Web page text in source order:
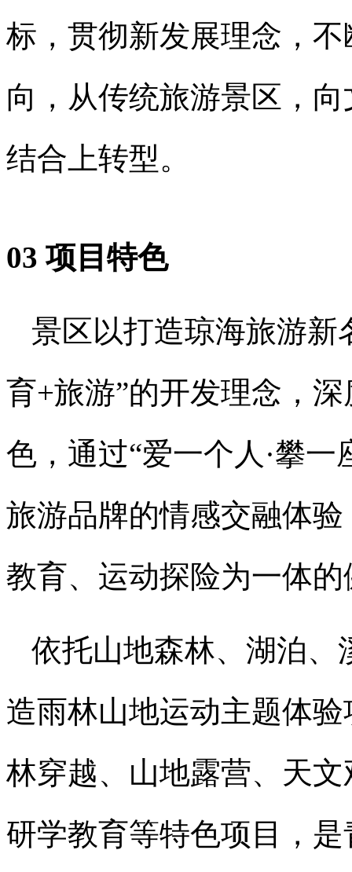
标，贯彻新发展理念，
向，从传统旅游景区，
结合上转型。
03 项目特色
景区以打造琼海旅游新
育+旅游”的开发理念，
色，通过“爱一个人·攀一
旅游品牌的情感交融体
教育、运动探险为一体
依托山地森林、湖泊、
造雨林山地运动主题体
林穿越、山地露营、天
研学教育等特色项目，